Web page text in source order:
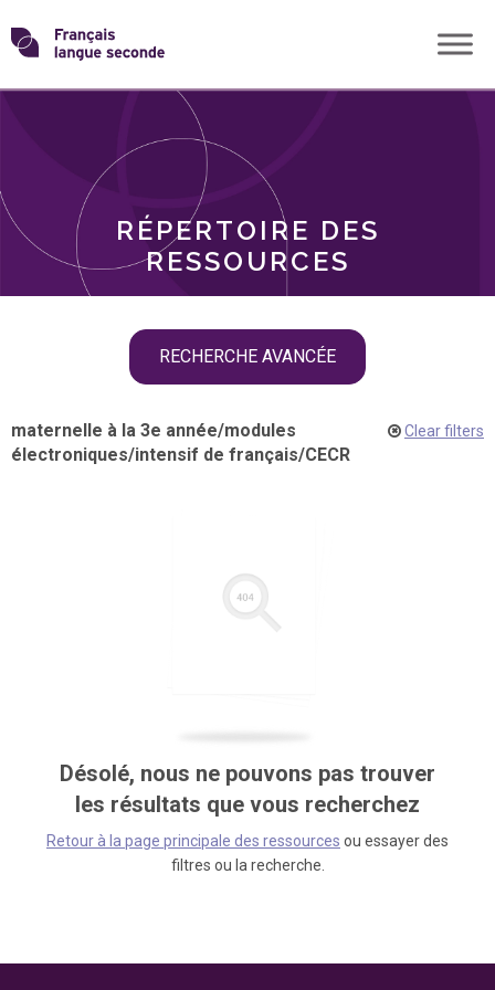
Skip
toTransformons
langue
RÉPERTOIRE DES
RESSOURCES
RECHERCHE AVANCÉE
THÈMES
maternelle à la 3e année/modules
électroniques/intensif de français/CECR
Clear filters
Désolé, nous ne pouvons pas trouver
les résultats que vous recherchez
Retour à la page principale des ressources ou essayer des
filtres ou la recherche.